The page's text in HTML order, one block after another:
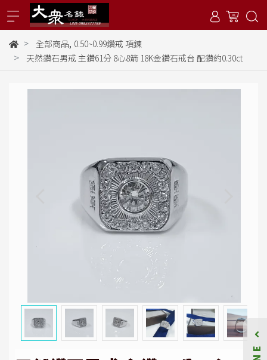
全部商品, 0.50~0.99鑽戒 項鍊
天然鑽石男戒 主鑽61分 8心8箭 18K金鑽石戒台 配鑽約0.30ct